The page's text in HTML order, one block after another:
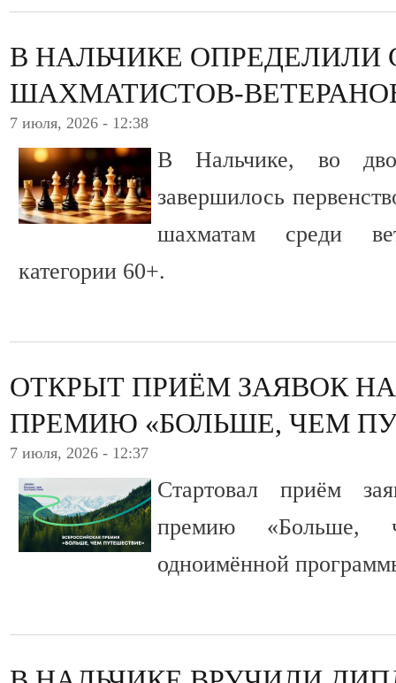
В НАЛЬЧИКЕ
ШАХМАТИСТОВ-
7 июля, 2026 - 12:38
В Нальчике, во
завершилось
шахматам среди
категории 60+.
ОТКРЫТ ПРИЁМ ЗАЯВОК
ПРЕМИЮ «БОЛЬШЕ, ЧЕМ
7 июля, 2026 - 12:37
Стартовал приём
премию «Больше,
одноимённой